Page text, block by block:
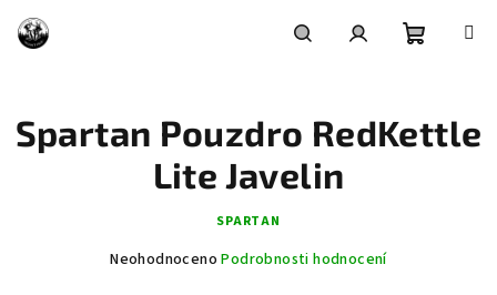
obsah
košík
Spartan Pouzdro RedKettle
Lite Javelin
SPARTAN
Průměrné
Neohodnoceno Podrobnosti hodnocení